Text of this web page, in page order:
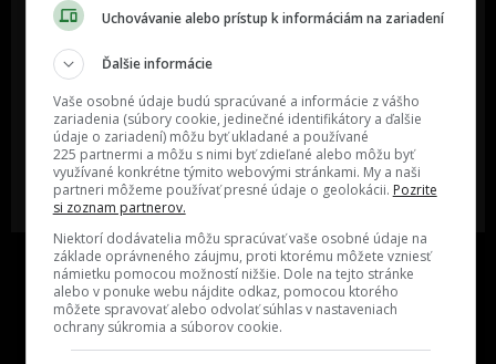
Oslov reklamou viac ako milión
ľudí v rôznych vekových
kategóriách a na rôznych
sociálnych sieťach a nakopni svoj
biznis alebo produkt.
MÁM ZÁUJEM O
SPOLUPRÁCU
mali určite napísať?
POŠLI NÁM TIP NA ČLÁNOK
Uchovávanie alebo prístup k informáciám na zariadení
Ďalšie informácie
Vaše osobné údaje budú spracúvané a informácie z vášho
zariadenia (súbory cookie, jedinečné identifikátory a ďalšie
údaje o zariadení) môžu byť ukladané a používané
225 partnermi a môžu s nimi byť zdieľané alebo môžu byť
využívané konkrétne týmito webovými stránkami. My a naši
partneri môžeme používať presné údaje o geolokácii. Pozrite
si zoznam partnerov.
Niektorí dodávatelia môžu spracúvať vaše osobné údaje na
základe oprávneného záujmu, proti ktorému môžete vzniesť
námietku pomocou možností nižšie. Dole na tejto stránke
alebo v ponuke webu nájdite odkaz, pomocou ktorého
môžete spravovať alebo odvolať súhlas v nastaveniach
ochrany súkromia a súborov cookie.